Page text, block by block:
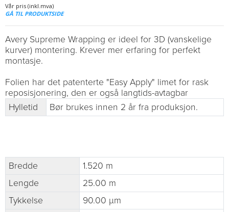
Vår pris (inkl.mva)
GÅ TIL PRODUKTSIDE
Avery Supreme Wrapping er ideel for 3D (vanskelige
kurver) montering. Krever mer erfaring for perfekt
montasje.
Folien har det patenterte "Easy Apply" limet for rask
reposisjonering, den er også langtids-avtagbar
Hylletid
Bør brukes innen 2 år fra produksjon.
Bredde
1.520 m
Lengde
25.00 m
Tykkelse
90.00 µm